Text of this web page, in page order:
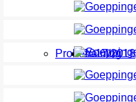
Probetraining
2017/2018